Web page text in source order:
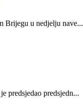
Brijegu u nedjelju nave...
predsjedao predsjedn...